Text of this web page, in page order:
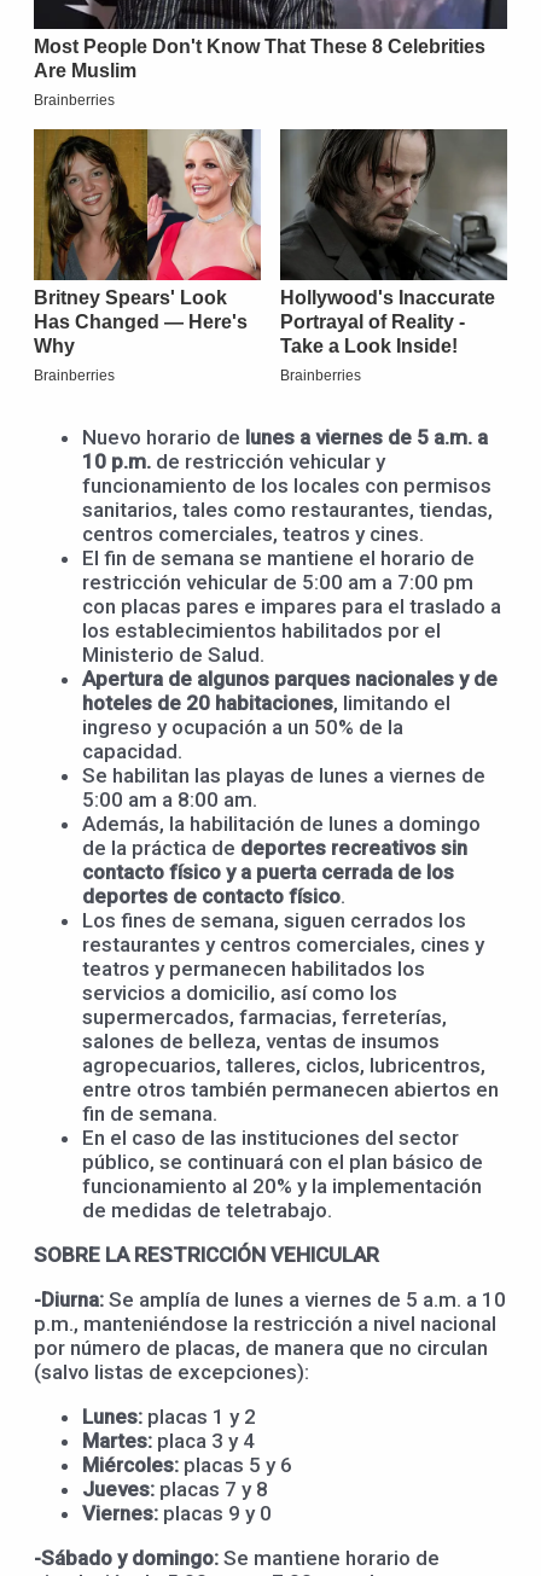
Nuevo horario de lunes a viernes de 5 a.m. a
10 p.m. de restricción vehicular y
funcionamiento de los locales con permisos
sanitarios, tales como restaurantes, tiendas,
centros comerciales, teatros y cines.
El fin de semana se mantiene el horario de
restricción vehicular de 5:00 am a 7:00 pm
con placas pares e impares para el traslado a
los establecimientos habilitados por el
Ministerio de Salud.
Apertura de algunos parques nacionales y de
hoteles de 20 habitaciones, limitando el
ingreso y ocupación a un 50% de la
capacidad.
Se habilitan las playas de lunes a viernes de
5:00 am a 8:00 am.
Además, la habilitación de lunes a domingo
de la práctica de deportes recreativos sin
contacto físico y a puerta cerrada de los
deportes de contacto físico.
Los fines de semana, siguen cerrados los
restaurantes y centros comerciales, cines y
teatros y permanecen habilitados los
servicios a domicilio, así como los
supermercados, farmacias, ferreterías,
salones de belleza, ventas de insumos
agropecuarios, talleres, ciclos, lubricentros,
entre otros también permanecen abiertos en
fin de semana.
En el caso de las instituciones del sector
público, se continuará con el plan básico de
funcionamiento al 20% y la implementación
de medidas de teletrabajo.
SOBRE LA RESTRICCIÓN VEHICULAR
-Diurna: Se amplía de lunes a viernes de 5 a.m. a 10
p.m., manteniéndose la restricción a nivel nacional
por número de placas, de manera que no circulan
(salvo listas de excepciones):
Lunes: placas 1 y 2
Martes: placa 3 y 4
Miércoles: placas 5 y 6
Jueves: placas 7 y 8
Viernes: placas 9 y 0
-Sábado y domingo: Se mantiene horario de